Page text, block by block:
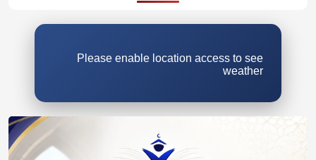
Please enable location access to see
weather